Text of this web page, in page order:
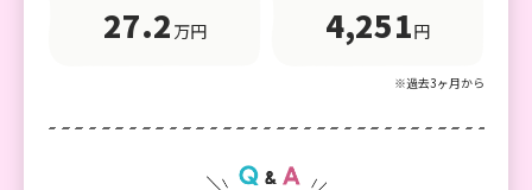
27.2 万円 4,251円
※過去3ヶ月から